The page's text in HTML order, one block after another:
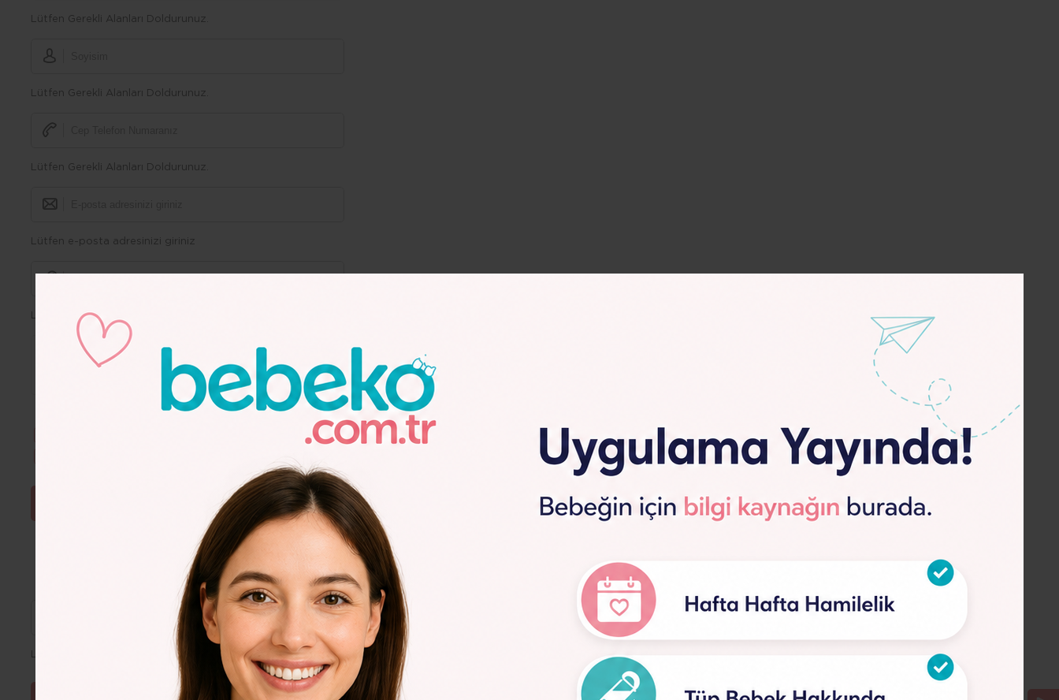
Lütfen Gerekli Alanları Doldurunuz.
Lütfen Gerekli Alanları Doldurunuz.
Lütfen Gerekli Alanları Doldurunuz.
Lütfen e-posta adresinizi giriniz
Lütfen Gerekli Alanları Doldurunuz.
okudum. Onaylıyorum.
ŞİFRE SIFIRLA
Lütfen e-posta adresinizi giriniz